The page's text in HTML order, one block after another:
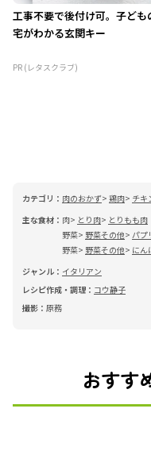
工事不要で後付け可。子ども
宅がわかる玄関キー
PR (レタスクラブ)
カテゴリ： 肉のおかず 鶏肉
チキ
主な食材： 肉 とり肉
とりもも肉
野菜
野菜その他 パプ
野菜
野菜その他
にん
ジャンル： イタリアン
レシピ作成・調理： コウ静子
撮影： 原務
おすす